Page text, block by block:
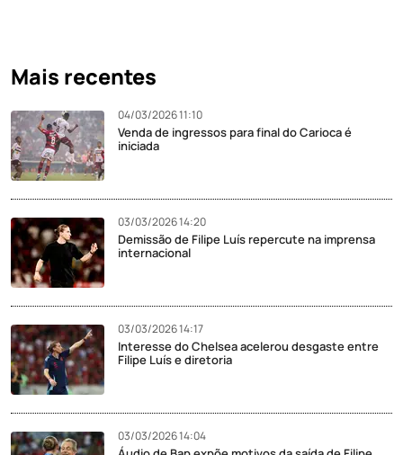
Mais recentes
04/03/2026 11:10
Venda de ingressos para final do Carioca é
iniciada
03/03/2026 14:20
Demissão de Filipe Luís repercute na imprensa
internacional
03/03/2026 14:17
Interesse do Chelsea acelerou desgaste entre
Filipe Luís e diretoria
03/03/2026 14:04